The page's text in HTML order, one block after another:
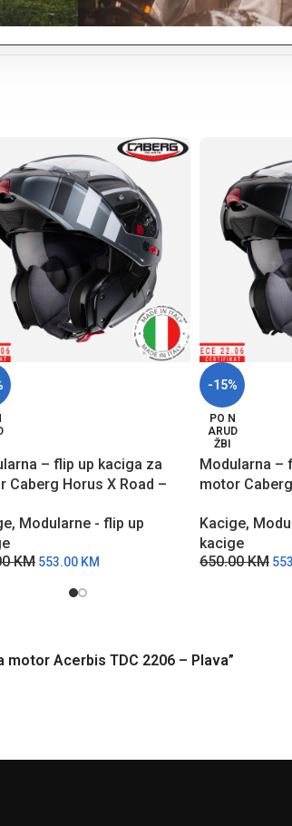
– flip up kaciga za
Caberg Horus X Road –
, Modularne - flip up
KM 553.00 KM
-15%
PO N
ARUD
ŽBI
Modularna –
motor
Kacige,
kacige
650.00KM
Acerbis TDC 2206 – Plava”